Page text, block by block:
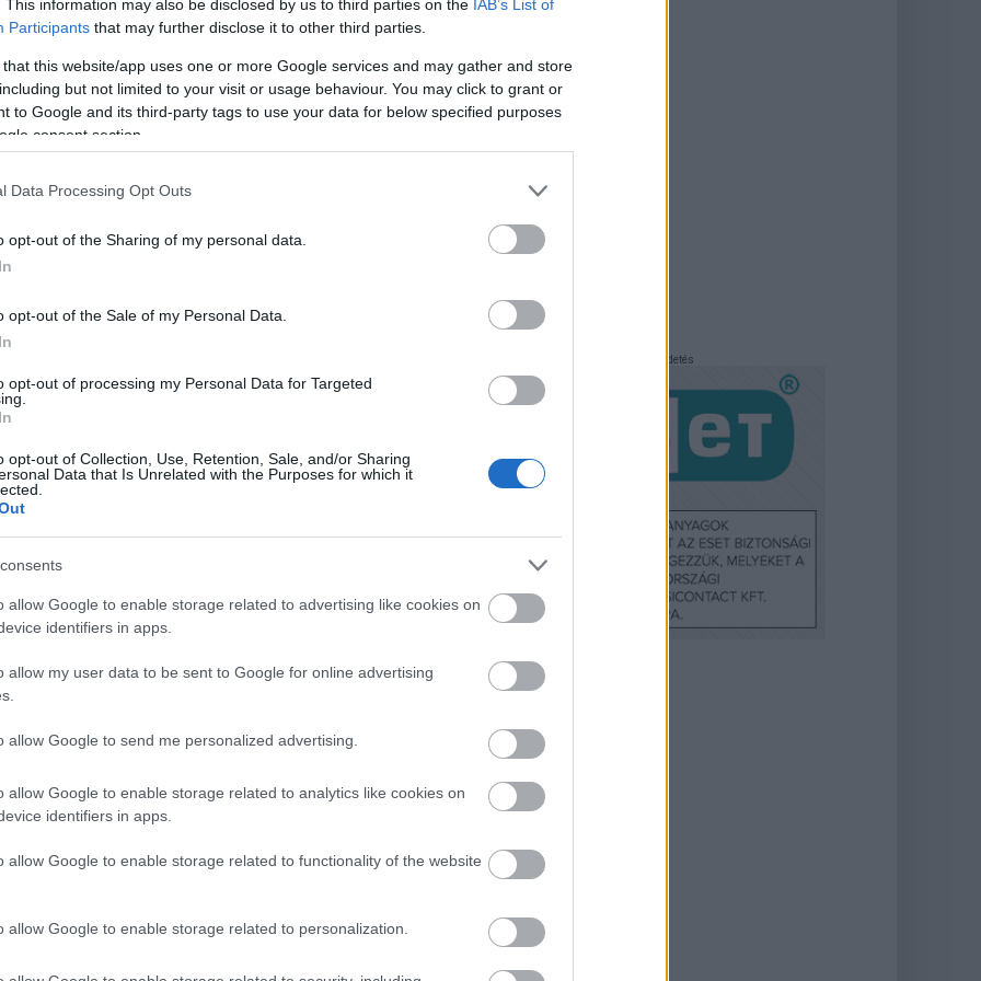
This information may also be disclosed by us to third parties on the IAB’s List of
Participants that may further disclose it to other third parties.
that this website/app uses one or more Google services and may gather and store
but not limited to your visit or usage behaviour. You may click to grant or
to Google and its third-party tags to use your data for below specified purposes
consent section.
Data Processing Opt Outs
opt-out of the Sharing of my personal data.
opt-out of the Sale of my Personal Data.
opt-out of processing my Personal Data for Targeted
opt-out of Collection, Use, Retention, Sale, and/or Sharing
Data that Is Unrelated with the Purposes for which it
allow Google to enable storage related to advertising like cookies on
identifiers in apps.
allow my user data to be sent to Google for online advertising
allow Google to send me personalized advertising.
allow Google to enable storage related to analytics like cookies on
identifiers in apps.
allow Google to enable storage related to functionality of the website
allow Google to enable storage related to personalization.
szánt Microsoft 365 Business
Ez a csomag az Office 365 Business
Mobility + Security megfelelően méretezett
és egy központi menedzsmentfelületet (konzolt) is
és a felhasználók védelméhez.
amelyet a korszerű munkahelyekkel kapcsolatos
különálló területként kezelik az egyéni és a
hanem olyan átfogó megoldást
hatékonyságát és védhetik adataikat. A
lehetőséget kínál szerződésállományuk és a
növelésére. A Forrester elemzése (Total Economic
mérten a Microsoft 365 Enterprise több
a szoftvercég partnereit.
a Dell EMC, a HPE és a Lenovo, a Microsoft
szoftvercsomagja mostantól rendelhető. A házon
előtelepített Azure Stack a Microsoft Azure
megegyező szoftvertechnológiára épül, így
gyors kialakítását és nagymértékben automatizált
letölthető Azure Stack Development Kit (ASDK),
hogy az integrált rendszerekre alkalmazásokat
platform alapszolgáltatásainak készletét
online piactér tartalmával kiegészítve.
környezet kevésbé összetett, az Azure Stack révén
a nyilvános felhőben és a házon belül működő
az API-kkal és DevOps-eszközökkel dolgozhatnak,
munkájuk így hatékonyabb lesz. A felhőalapú
az Azure Markeplace-en keresztül elérhető
Hirdetés